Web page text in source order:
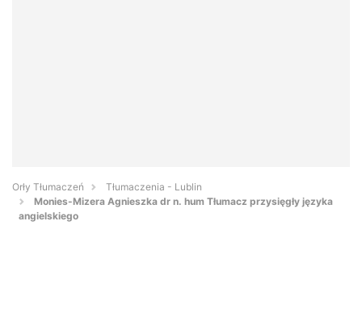
Orły Tłumaczeń
Tłumaczenia - Lublin
Monies-Mizera Agnieszka dr n. hum Tłumacz przysięgły języka
angielskiego